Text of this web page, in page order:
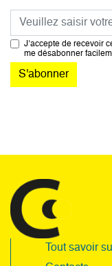
Courriel
J’accepte de recevoir
me désabonner
Tout savoir